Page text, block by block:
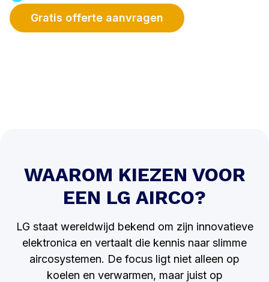
Gratis offerte aanvragen
WAAROM KIEZEN VOOR
EEN LG AIRCO?
LG staat wereldwijd bekend om zijn innovatieve
elektronica en vertaalt die kennis naar slimme
aircosystemen. De focus ligt niet alleen op
koelen en verwarmen, maar juist op